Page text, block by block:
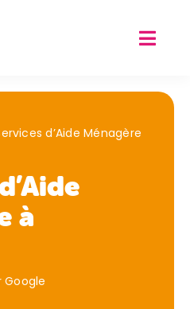
d’Aide Ménagère
à
Google